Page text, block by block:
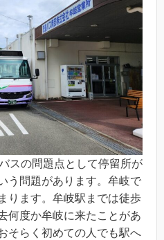
スの問題点として停留所が
う問題があります。牟岐で
ります。牟岐駅までは徒歩
何度か牟岐に来たことがあ
そらく初めての人でも駅へ